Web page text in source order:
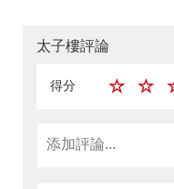
太子樓評論
得分